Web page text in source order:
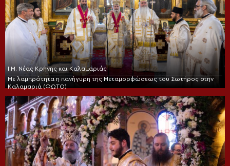
Ι.Μ. Νέας Κρήνης και Καλαμαριάς
Με λαμπρότητα η πανήγυρη της Μεταμορφώσεως του Σωτήρος στην
Καλαμαριά (ΦΩΤΟ)